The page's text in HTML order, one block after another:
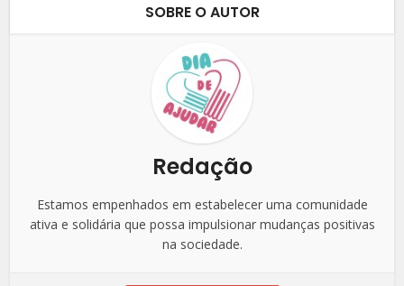
SOBRE O AUTOR
Redação
Estamos empenhados em estabelecer uma comunidade
ativa e solidária que possa impulsionar mudanças positivas
na sociedade.